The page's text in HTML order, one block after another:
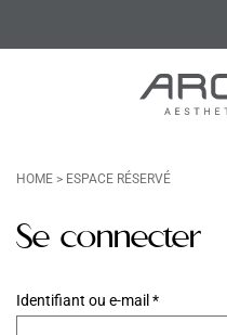
HOME > ESPACE RÉSERVÉ
Se connecter
Identifiant ou e-mail *Obligatoire